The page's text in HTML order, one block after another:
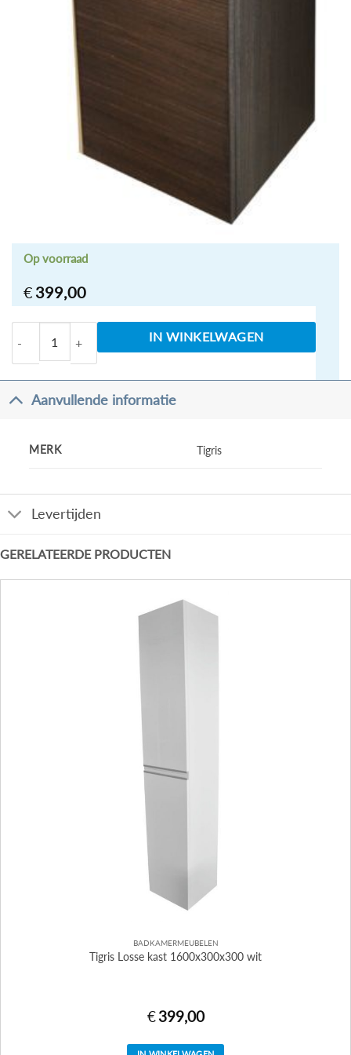
€ 399,00
Op voorraad
Tigris Losse kast 1600x300x300 houtnerf grijs aantal
IN WINKELWAGEN
Aanvullende informatie
MERK Tigris
Levertijden
GERELATEERDE PRODUCTEN
BADKAMERMEUBELEN
Tigris Losse kast 1600x300x300 wit
€ 399,00